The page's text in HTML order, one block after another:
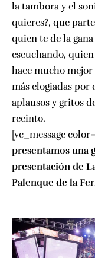
la tambora y el
quieres?, que
quien te de la
escuchando,
hace mucho mejor
más elogiadas
aplausos y gritos
recinto.
[vc_message
presentamos una
presentación de
Palenque de la